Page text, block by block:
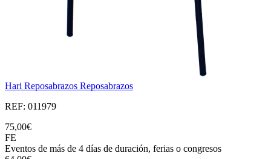
Hari Reposabrazos Reposabrazos
REF: 011979
75,00€
FE
Eventos de más de 4 días de duración, ferias o congresos